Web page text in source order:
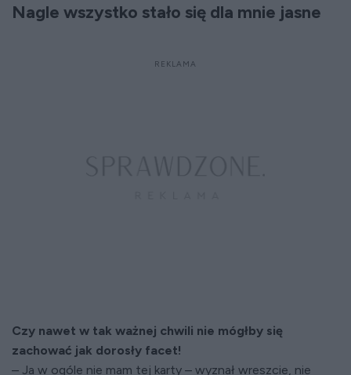
Nagle wszystko stało się dla mnie jasne
Czy nawet w tak ważnej chwili nie mógłby się
zachować jak dorosły facet!
– Ja w ogóle nie mam tej karty – wyznał wreszcie, nie